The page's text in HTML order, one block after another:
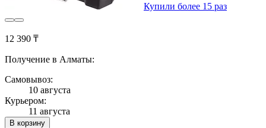
Купили более 15 раз
12 390 ₸
Получение в Алматы:
Самовывоз:
10 августа
Курьером:
11 августа
В корзину